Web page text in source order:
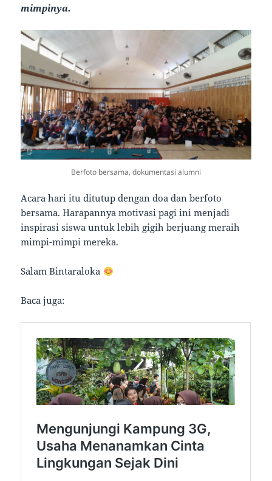
mimpinya.
Berfoto bersama, dokumentasi alumni
Acara hari itu ditutup dengan doa dan berfoto
bersama. Harapannya motivasi pagi ini menjadi
inspirasi siswa untuk lebih gigih berjuang meraih
mimpi-mimpi mereka.
Salam Bintaraloka
Baca juga: